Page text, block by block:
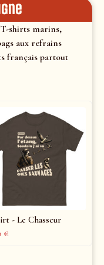
shirts marins,
aux refrains
français partout
- Le Chasseur
€